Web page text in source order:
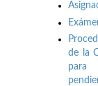
de la